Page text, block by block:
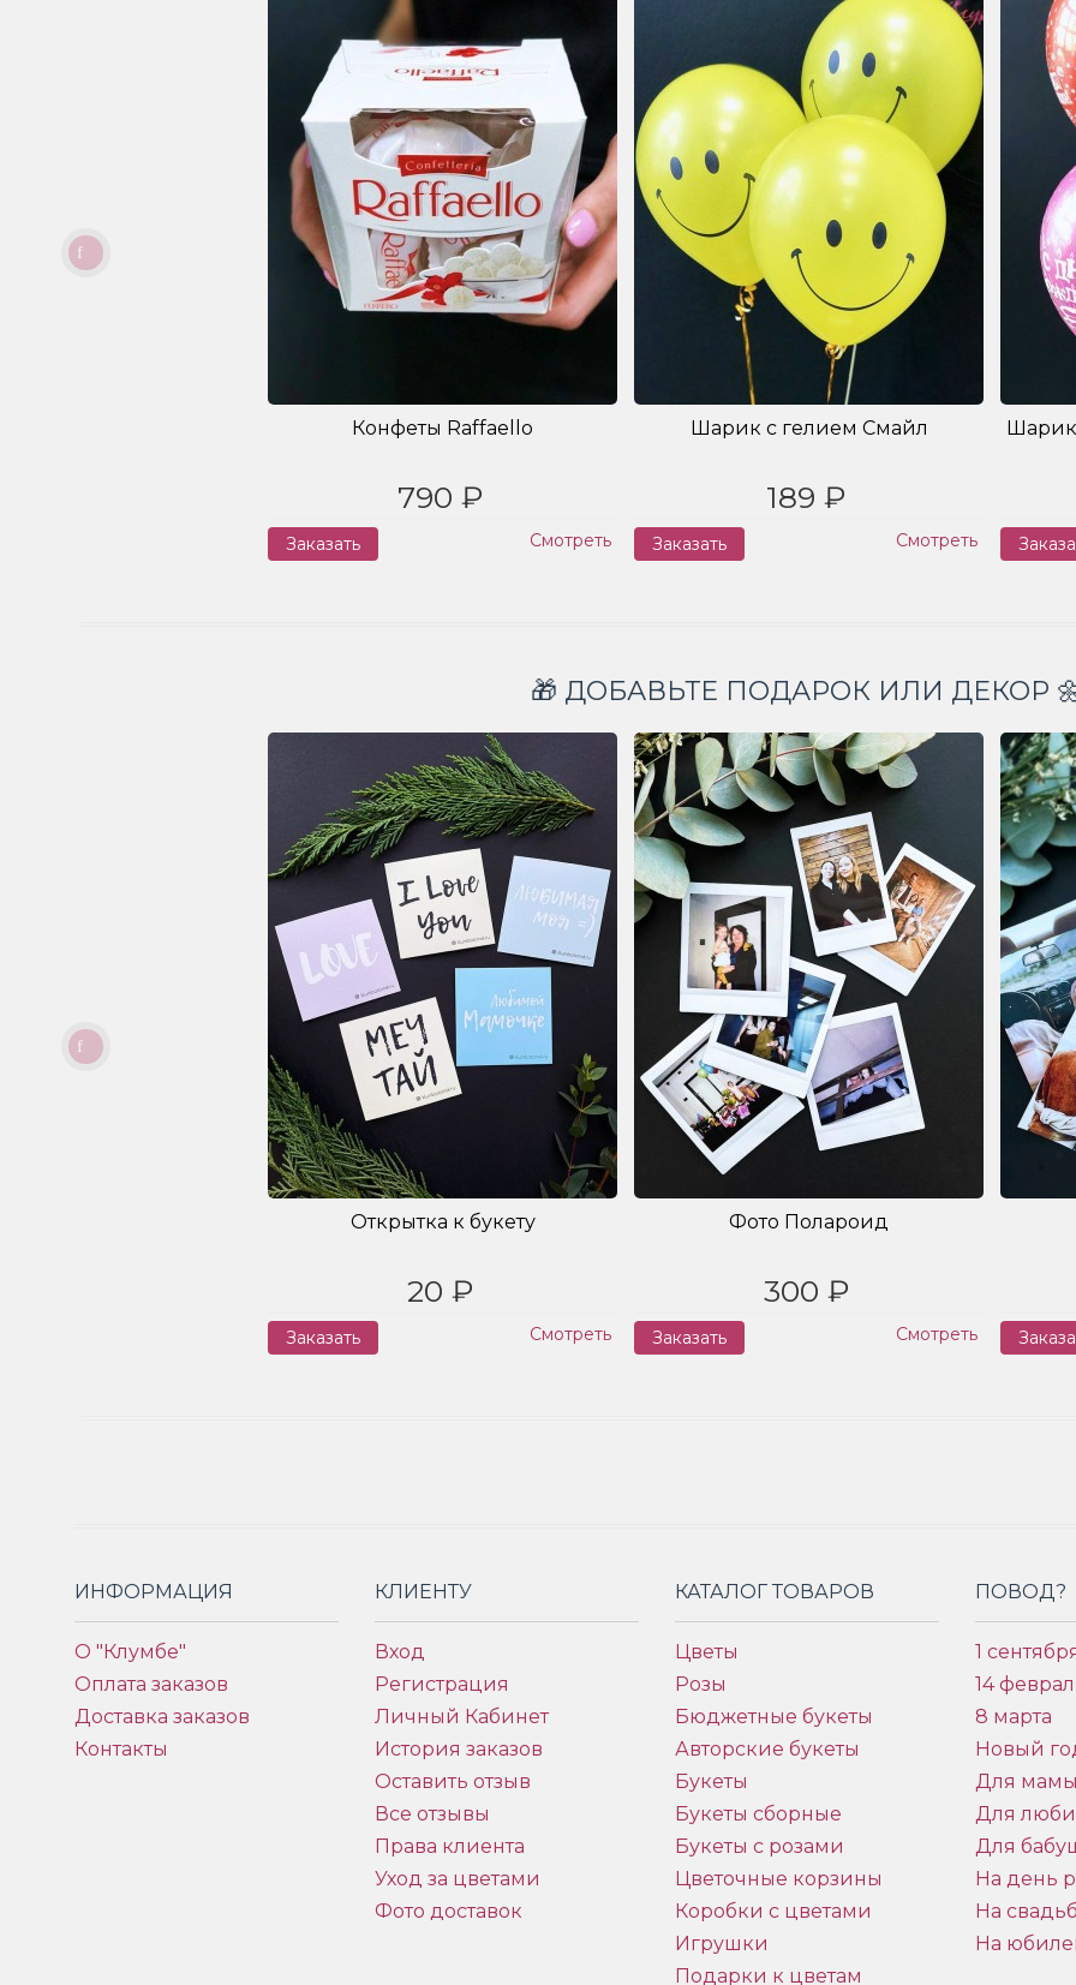
Конфеты Raffaello
790 ₽
Заказать Смотреть
Шарик с гелием Смайл
189 ₽
Заказать Смотреть
🎁 ДОБАВЬТЕ ПОДАРОК ИЛИ ДЕКОР
Открытка к букету
20 ₽
Заказать Смотреть
Фото Полароид
300 ₽
Заказать Смотреть
ИНФОРМАЦИЯ
О "Клумбе"
Оплата заказов
Доставка заказов
Контакты
КЛИЕНТУ
Вход
Регистрация
Личный Кабинет
История заказов
Оставить отзыв
Все отзывы
Права клиента
Уход за цветами
Фото доставок
КАТАЛОГ ТОВАРОВ
Цветы
Розы
Бюджетные букеты
Авторские букеты
Букеты
Букеты сборные
Букеты с розами
Цветочные корзины
Коробки с цветами
Игрушки
Подарки к цветам
ПОВОД?
1
14
8 марта
Новый
Для
Для
Для
На день
На
На